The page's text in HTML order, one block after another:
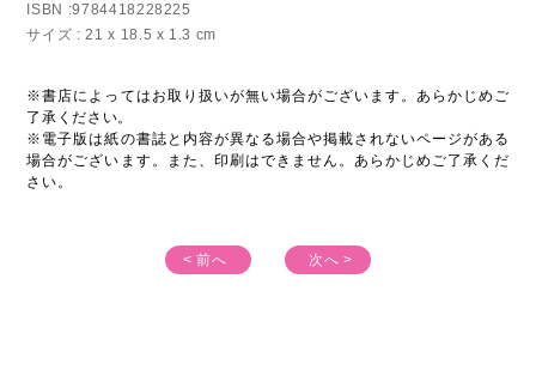
ISBN :9784418228225
サイズ : 21 x 18.5 x 1.3 cm
※書店によってはお取り扱いが無い場合がございます。あらかじめご
了承ください。
※電子版は紙の書誌と内容が異なる場合や掲載されないページがある
場合がございます。また、印刷はできません。あらかじめご了承くだ
さい。
< 前へ 次へ >